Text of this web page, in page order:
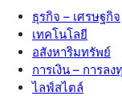
ธุรกิจ – เศรษฐกิจ
เทคโนโลยี
อสังหาริมทรัพย์
การเงิน – การลง
ไลฟ์สไตล์